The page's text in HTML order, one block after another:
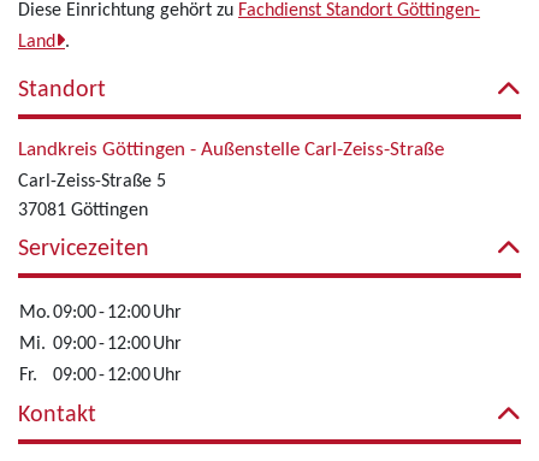
Diese Einrichtung gehört zu Fachdienst Standort Göttingen-
Land
.
Standort
Landkreis Göttingen - Außenstelle Carl-Zeiss-Straße
Carl-Zeiss-Straße 5
37081 Göttingen
Servicezeiten
Mo.09:00-12:00Uhr
Mi. 09:00-12:00Uhr
Fr.
09:00-12:00Uhr
Kontakt